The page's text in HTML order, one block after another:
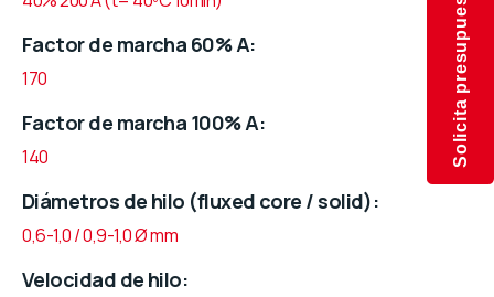
Factor de marcha 60% A
170
Factor de marcha 100% A
140
Diámetros de hilo (fluxed core / solid)
0,6-1,0 / 0,9-1,0 Ø mm
Velocidad de hilo
Solicita presupuesto